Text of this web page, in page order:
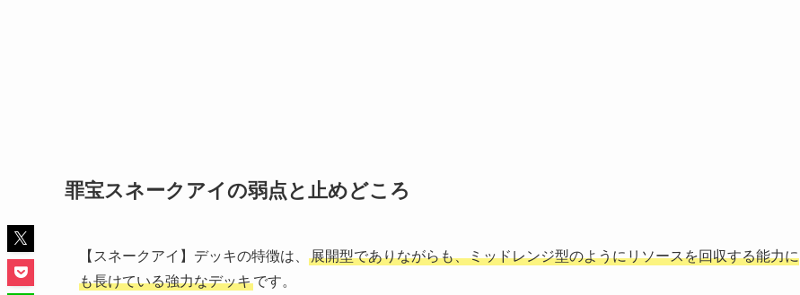
罪宝スネークアイの弱点と止めどころ
【スネークアイ】デッキの特徴は、
展開型でありながらも、ミッドレンジ型のようにリソースを回収する能力に
も長けている強力なデッキです。